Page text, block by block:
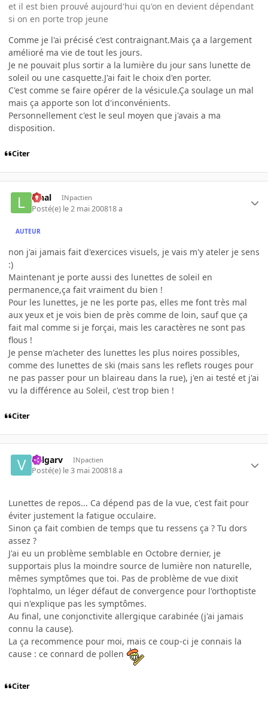
et il est bien prouvé aujourd'hui qu'on en devient dépendant
si on en porte trop jeune
Comme je l'ai précisé c'est contraignant.Mais ça a largement
amélioré ma vie de tout les jours.
Je ne pouvait plus sortir a la lumière du jour sans lunette de
soleil ou une casquette.J'ai fait le choix d'en porter.
C'est comme se faire opérer de la vésicule.Ça soulage un mal
mais ça apporte son lot d'inconvénients.
Personnellement c'est le seul moyen que j'avais a ma
disposition.
Citer
lynal INpactien
Posté(e) le 2 mai 200818 a
AUTEUR
non j'ai jamais fait d'exercices visuels, je vais m'y ateler je sens
:)
Maintenant je porte aussi des lunettes de soleil en
permanence,ça fait vraiment du bien !
Pour les lunettes, je ne les porte pas, elles me font très mal
aux yeux et je vois bien de près comme de loin, sauf que ça
fait mal comme si je forçai, mais les caractères ne sont pas
flous !
Je pense m'acheter des lunettes les plus noires possibles,
comme des lunettes de ski (mais sans les reflets rouges pour
ne pas passer pour un blaireau dans la rue), j'en ai testé et j'ai
vu la différence au Soleil, c'est trop bien !
Citer
Valgarv INpactien
Posté(e) le 3 mai 200818 a
Lunettes de repos... Ca dépend pas de la vue, c'est fait pour
éviter justement la fatigue occulaire.
Sinon ça fait combien de temps que tu ressens ça ? Tu dors
assez ?
J'ai eu un problème semblable en Octobre dernier, je
supportais plus la moindre source de lumière non naturelle,
mêmes symptômes que toi. Pas de problème de vue dixit
l'ophtalmo, un léger défaut de convergence pour l'orthoptiste
qui n'explique pas les symptômes.
Au final, une conjonctivite allergique carabinée (j'ai jamais
connu la cause).
La ça recommence pour moi, mais ce coup-ci je connais la
cause : ce connard de pollen
Citer